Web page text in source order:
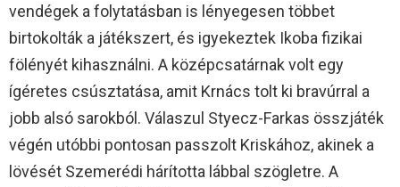
vendégek a folytatásban is lényegesen többet
birtokolták a játékszert, és igyekeztek Ikoba fizikai
fölényét kihasználni. A középcsatárnak volt egy
ígéretes csúsztatása, amit Krnács tolt ki bravúrral a
jobb alsó sarokból. Válaszul Styecz-Farkas összjáték
végén utóbbi pontosan passzolt Kriskához, akinek a
lövését Szemerédi hárította lábbal szögletre. A